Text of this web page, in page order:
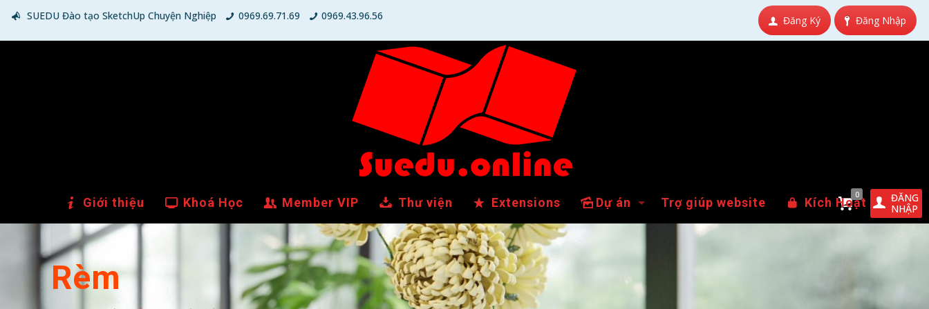
SUEDU Đào tạo SketchUp Chuyện Nghiệp 0969.69.71.69 0969.43.96.56 Đăng Nhập
Đăng Ký
Giới thiệu Khoá Học Member VIP Thư viện Extensions Dự án Trợ giúp website Kích Hoạt
0
ĐĂNG
NHẬP
Rèm